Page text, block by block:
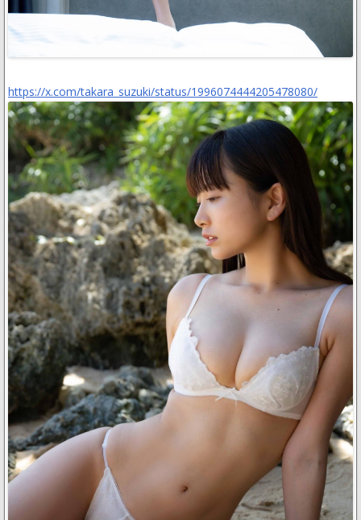
https://x.com/takara_suzuki/status/1996074444205478080/